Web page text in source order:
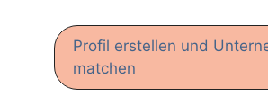
Profil erstellen und
matchen